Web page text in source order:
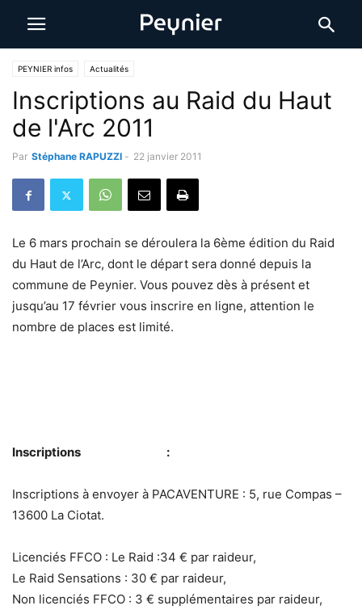
PEYNIER infos Actualités
Inscriptions au Raid du Haut
de l'Arc 2011
Par Stéphane RAPUZZI - 22 janvier 2011
Le 6 mars prochain se déroulera la 6ème édition du Raid
du Haut de l’Arc, dont le départ sera donné depuis la
commune de Peynier. Vous pouvez dès à présent et
jusqu’au 17 février vous inscrire en ligne, attention le
nombre de places est limité.
Inscriptions :
Inscriptions à envoyer à PACAVENTURE : 5, rue Compas –
13600 La Ciotat.
Licenciés FFCO : Le Raid :34 € par raideur,
Le Raid Sensations : 30 € par raideur,
Non licenciés FFCO : 3 € supplémentaires par raideur,